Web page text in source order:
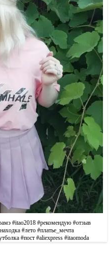
#itао2018 #рекомендую #oтзыв
#лето #платье_мечта
#пocт #аlieхpress #itaomoda